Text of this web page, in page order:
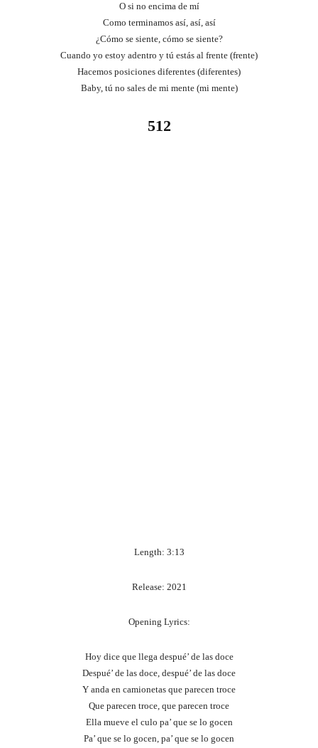
O si no encima de mí
Como terminamos así, así, así
¿Cómo se siente, cómo se siente?
Cuando yo estoy adentro y tú estás al frente (frente)
Hacemos posiciones diferentes (diferentes)
Baby, tú no sales de mi mente (mi mente)
512
Length: 3:13
Release: 2021
Opening Lyrics:
Hoy dice que llega despué’ de las doce
Despué’ de las doce, despué’ de las doce
Y anda en camionetas que parecen troce
Que parecen troce, que parecen troce
Ella mueve el culo pa’ que se lo gocen
Pa’ que se lo gocen, pa’ que se lo gocen